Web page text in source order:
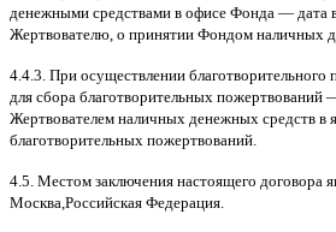
денежными средствами в офисе Фонда — дата
Жертвователю o принятии Фондом наличных
4.4.3. При осуществлении благотворительного
для сбора благотворительных пожертвований
Жертвователем наличных денежных средств в
благотворительных пожертвований
4.5. Местом заключения настоящего договора
Москва Российская Федерация